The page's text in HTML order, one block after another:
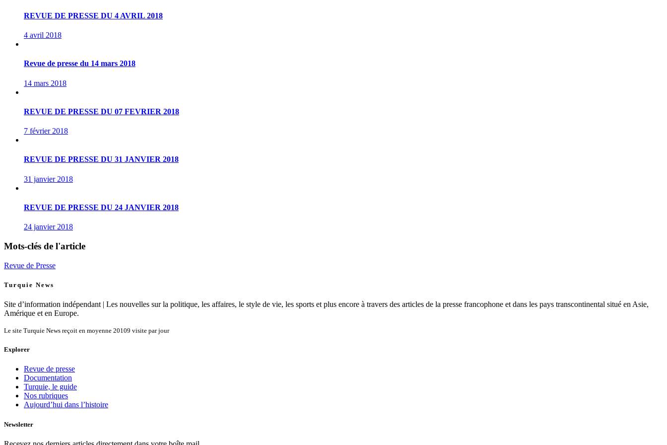
REVUE DE PRESSE DU 4 AVRIL 2018
4 avril 2018
Revue de presse du 14 mars 2018
14 mars 2018
REVUE DE PRESSE DU 07 FEVRIER 2018
7 février 2018
REVUE DE PRESSE DU 31 JANVIER 2018
31 janvier 2018
REVUE DE PRESSE DU 24 JANVIER 2018
24 janvier 2018
Mots-clés de l'article
Revue de Presse
Turquie News
Site d’information indépendant | Les nouvelles sur la politique, les affaires, le style de vie, les sports et plus encore à travers des articles de la presse francophone et dans les pays transcontinental situé en Asie,
Amérique et en Europe.
Le site Turquie News reçoit en moyenne 20109 visite par jour
Explorer
Revue de presse
Documentation
Turquie, le guide
Nos rubriques
Aujourd’hui dans l’histoire
Newsletter